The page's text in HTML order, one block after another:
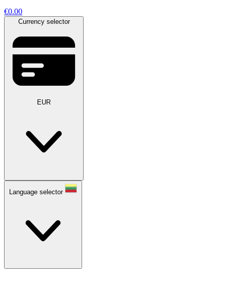
€0.00
Currency selector
EUR
Language selector